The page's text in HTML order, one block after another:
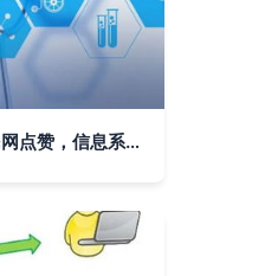
战疫中的技术融合 紫光云获人民网点赞，信息系统技术服务助力制造转型